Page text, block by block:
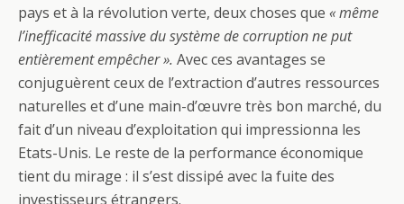
pays et à la révolution verte, deux choses que « même
l’inefficacité massive du système de corruption ne put
entièrement empêcher ». Avec ces avantages se
conjuguèrent ceux de l’extraction d’autres ressources
naturelles et d’une main-d’œuvre très bon marché, du
fait d’un niveau d’exploitation qui impressionna les
Etats-Unis. Le reste de la performance économique
tient du mirage : il s’est dissipé avec la fuite des
investisseurs étrangers.